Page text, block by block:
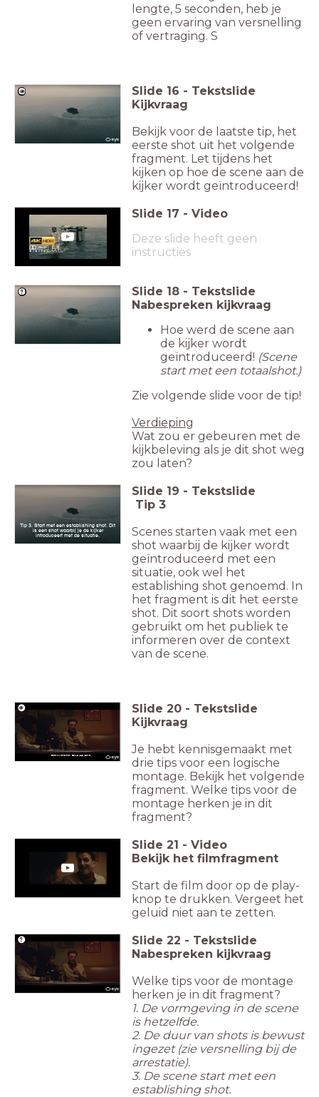
lengte, 5 seconden, heb je
geen ervaring van versnelling
of vertraging. S
Slide 16 - Tekstslide
Kijkvraag
Bekijk voor de laatste tip, het
eerste shot uit het volgende
fragment. Let tijdens het
kijken op hoe de scene aan de
kijker wordt geïntroduceerd!
Slide 17 - Video
Deze slide heeft geen
instructies
Slide 18 - Tekstslide
Nabespreken kijkvraag
Hoe werd de scene aan
de kijker wordt
geïntroduceerd! (Scene
start met een totaalshot.)
Zie volgende slide voor de tip!
Verdieping
Wat zou er gebeuren met de
kijkbeleving als je dit shot weg
zou laten?
Tip 3. Start met een establishing shot. Dit
is een shot waarbij je de kijker
introduceert met de situatie.
Slide 19 - Tekstslide
Tip 3
Scenes starten vaak met een
shot waarbij de kijker wordt
geïntroduceerd met een
situatie, ook wel het
establishing shot genoemd. In
het fragment is dit het eerste
shot. Dit soort shots worden
gebruikt om het publiek te
informeren over de context
van de scene.
BlacKkKlansman, Spike Lee (2018)
Slide 20 - Tekstslide
Kijkvraag
Je hebt kennisgemaakt met
drie tips voor een logische
montage. Bekijk het volgende
fragment. Welke tips voor de
montage herken je in dit
fragment?
Slide 21 - Video
Bekijk het filmfragment
Start de film door op de play-
knop te drukken. Vergeet het
geluid niet aan te zetten.
Slide 22 - Tekstslide
Nabespreken kijkvraag
Welke tips voor de montage
herken je in dit fragment?
1. De vormgeving in de scene
is hetzelfde.
2. De duur van shots is bewust
ingezet (zie versnelling bij de
arrestatie).
3. De scene start met een
establishing shot.